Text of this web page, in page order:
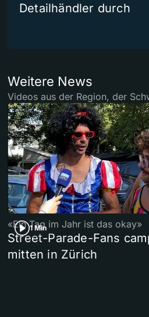
Detailhändler durch
Weitere News
Videos aus der Region, der
1 Min
«Ein Tag im Jahr ist das okay»
Street-Parade-Fans
mitten in Zürich